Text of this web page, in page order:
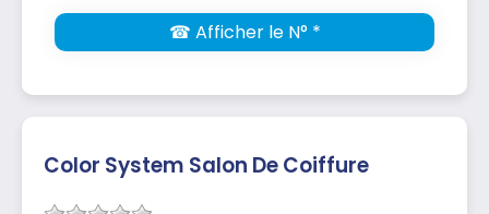
☎ Afficher le N° *
Color System Salon De Coiffure